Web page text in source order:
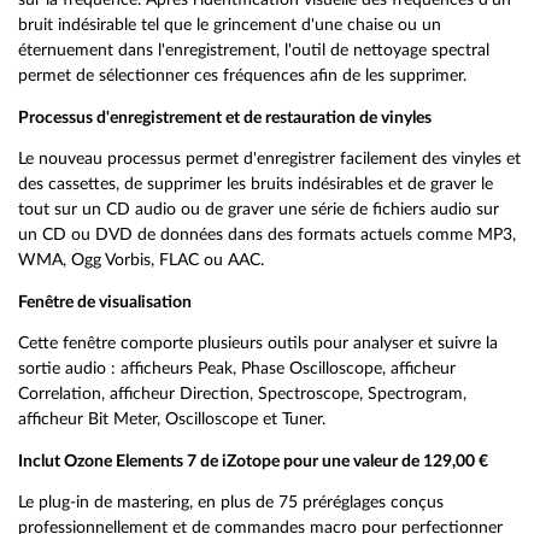
bruit indésirable tel que le grincement d'une chaise ou un
éternuement dans l'enregistrement, l'outil de nettoyage spectral
permet de sélectionner ces fréquences afin de les supprimer.
Processus d'enregistrement et de restauration de vinyles
Le nouveau processus permet d'enregistrer facilement des vinyles et
des cassettes, de supprimer les bruits indésirables et de graver le
tout sur un CD audio ou de graver une série de fichiers audio sur
un CD ou DVD de données dans des formats actuels comme MP3,
WMA, Ogg Vorbis, FLAC ou AAC.
Fenêtre de visualisation
Cette fenêtre comporte plusieurs outils pour analyser et suivre la
sortie audio : afficheurs Peak, Phase Oscilloscope, afficheur
Correlation, afficheur Direction, Spectroscope, Spectrogram,
afficheur Bit Meter, Oscilloscope et Tuner.
Inclut Ozone Elements 7 de iZotope pour une valeur de 129,00 €
Le plug-in de mastering, en plus de 75 préréglages conçus
professionnellement et de commandes macro pour perfectionner